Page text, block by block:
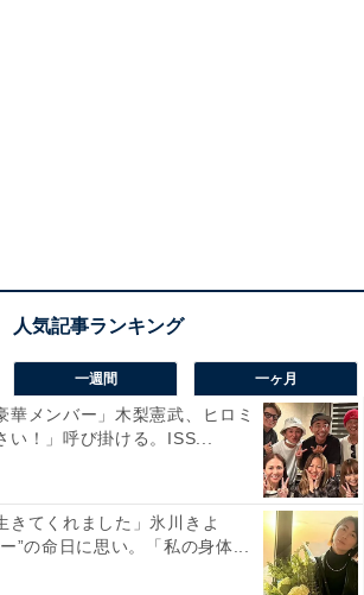
一週間 一ヶ月
華メンバー」木梨憲武、ヒロミ
い！」呼び掛ける。ISS...
きてくれました」氷川きよ
”の命日に思い。「私の身体...